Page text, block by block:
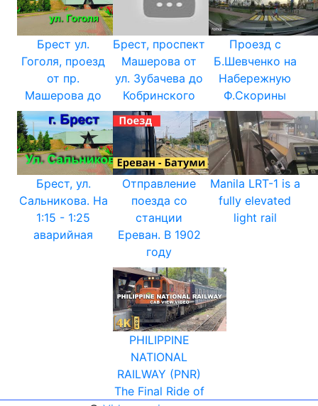
Брест ул.
Гоголя, проезд
от пр.
Машерова до
Брест, проспект
Машерова от
ул. Зубачева до
Кобринского
Проезд с
Б.Шевченко на
Набережную
Ф.Скорины
Брест, ул.
Сальникова. На
1:15 - 1:25
аварийная
Отправление
поезда со
станции
Ереван. В 1902
году
Manila LRT-1 is a
fully elevated
light rail
PHILIPPINE
NATIONAL
RAILWAY (PNR)
The Final Ride of